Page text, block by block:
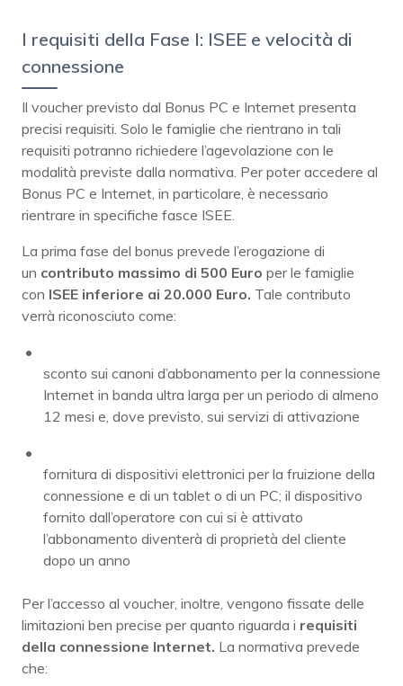
I requisiti della Fase I: ISEE e velocità di
connessione
Il voucher previsto dal Bonus PC e Internet presenta
precisi requisiti. Solo le famiglie che rientrano in tali
requisiti potranno richiedere l’agevolazione con le
modalità previste dalla normativa. Per poter accedere al
Bonus PC e Internet, in particolare, è necessario
rientrare in specifiche fasce ISEE.
La prima fase del bonus prevede l’erogazione di
un contributo massimo di 500 Euro per le famiglie
con ISEE inferiore ai 20.000 Euro. Tale contributo
verrà riconosciuto come:
sconto sui canoni d’abbonamento per la connessione
Internet in banda ultra larga per un periodo di almeno
12 mesi e, dove previsto, sui servizi di attivazione
fornitura di dispositivi elettronici per la fruizione della
connessione e di un tablet o di un PC; il dispositivo
fornito dall’operatore con cui si è attivato
l’abbonamento diventerà di proprietà del cliente
dopo un anno
Per l’accesso al voucher, inoltre, vengono fissate delle
limitazioni ben precise per quanto riguarda i requisiti
della connessione Internet. La normativa prevede
che: